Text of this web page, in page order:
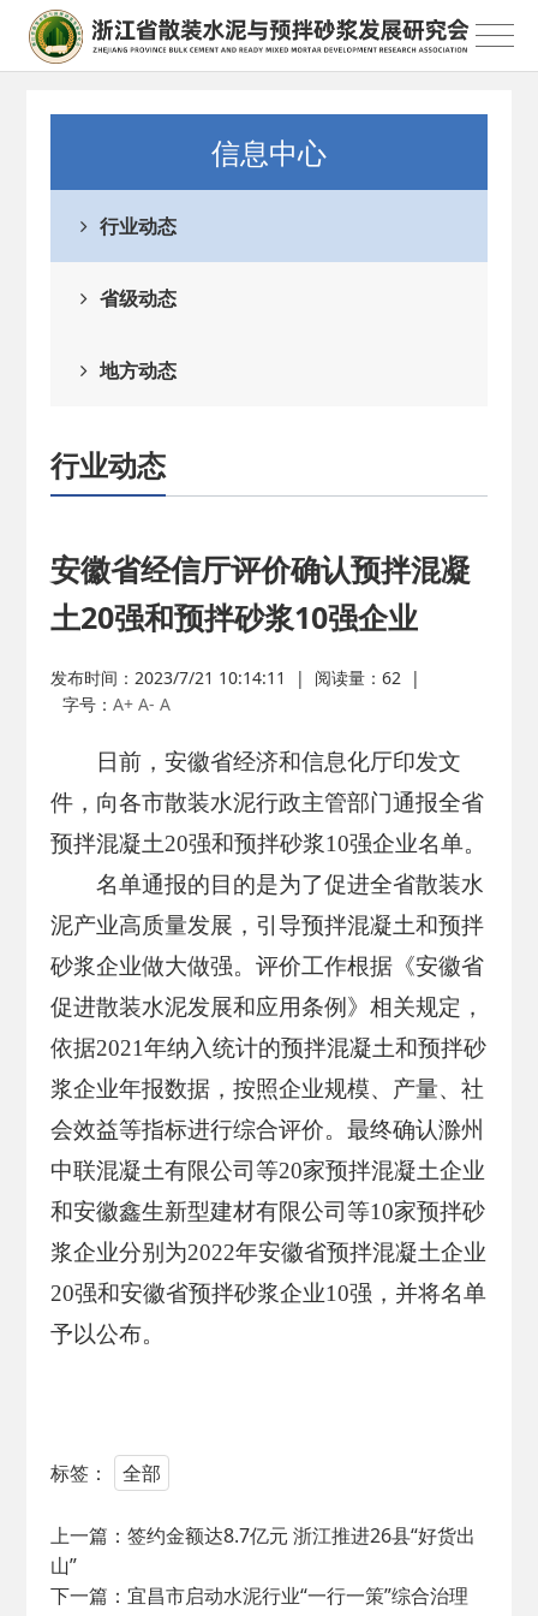
信息中心
行业动态
省级动态
地方动态
行业动态
安徽省经信厅评价确认预拌混凝
土20强和预拌砂浆10强企业
发布时间：2023/7/21 10:14:11 | 阅读量：62 |
字号：A+ A- A
日前，安徽省经济和信息化厅印发文
件，向各市散装水泥行政主管部门通报全省
预拌混凝土20强和预拌砂浆10强企业名单。
名单通报的目的是为了促进全省散装水
泥产业高质量发展，引导预拌混凝土和预拌
砂浆企业做大做强。评价工作根据《安徽省
促进散装水泥发展和应用条例》相关规定，
依据2021年纳入统计的预拌混凝土和预拌砂
浆企业年报数据，按照企业规模、产量、社
会效益等指标进行综合评价。最终确认滁州
中联混凝土有限公司等20家预拌混凝土企业
和安徽鑫生新型建材有限公司等10家预拌砂
浆企业分别为2022年安徽省预拌混凝土企业
20强和安徽省预拌砂浆企业10强，并将名单
予以公布。
标签： 全部
上一篇：签约金额达8.7亿元 浙江推进26县“好货出
山”
下一篇：宜昌市启动水泥行业“一行一策”综合治理